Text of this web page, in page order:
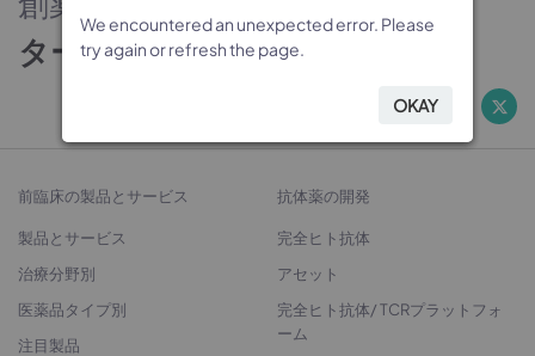
ターゲットから治療法開発へ
前臨床の製品とサービス
製品とサービス
治療分野別
医薬品タイプ別
注目製品
抗体薬の開発
完全ヒト抗体
アセット
完全ヒト抗体/ TCRプラットフォ
ーム
We encountered an unexpected error. Please
try again or refresh the page.
OKAY
We encountered an unexpected error. Please
try again or refresh the page.
OKAY
We encountered an unexpected error. Please
try again or refresh the page.
OKAY
We encountered an unexpected error. Please
try again or refresh the page.
OKAY